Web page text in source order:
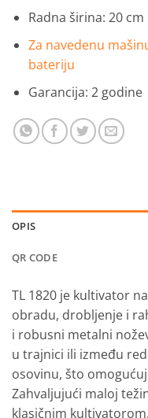
Radna širina: 20 cm
Za navedenu
bateriju
Garancija: 2 godine
OPIS
QR CODE
TL 1820 je kultivator
obradu, drobljenje i
i robusni metalni
u trajnici ili između
osovinu, što
Zahvaljujući maloj
klasičnim kultivatorom.